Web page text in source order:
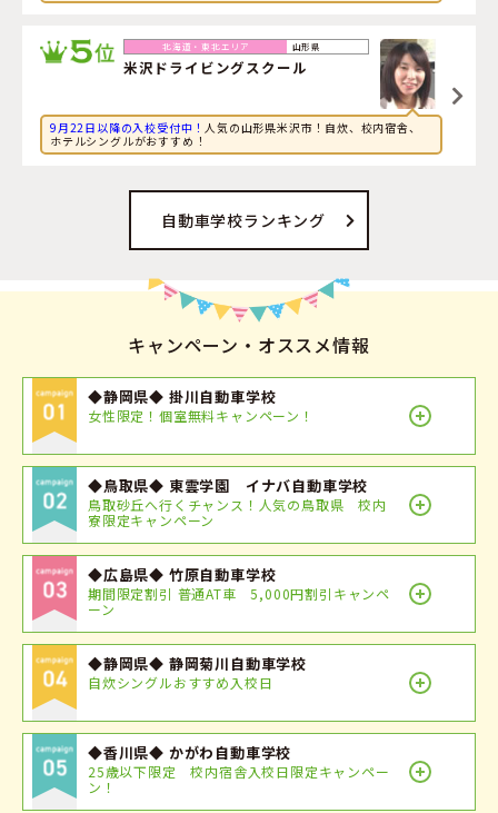
山形県
米沢ドライビングスクール
9月22日以降の入校受付中！人気の山形県米沢市！自炊、校内宿舎、
ホテルシングルがおすすめ！
自動車学校ランキング
キャンペーン・オススメ情報
◆静岡県◆ 掛川自動車学校
女性限定！個室無料キャンペーン！
◆鳥取県◆ 東雲学園 イナバ自動車学校
鳥取砂丘へ行くチャンス！人気の鳥取県 校内
寮限定キャンペーン
◆広島県◆ 竹原自動車学校
期間限定割引 普通AT車 5,000円割引キャンペ
ーン
◆静岡県◆ 静岡菊川自動車学校
自炊シングルおすすめ入校日
◆香川県◆ かがわ自動車学校
25歳以下限定 校内宿舎入校日限定キャンペー
ン！